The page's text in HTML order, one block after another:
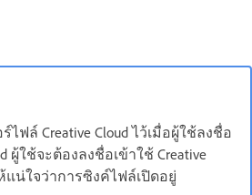
ฟล์ Creative Cloud ไว้เมื่อผู้ใช้ลงชื่อ
ผู้ใช้จะต้องลงชื่อเข้าใช้ Creative
แน่ใจว่าการซิงค์ไฟล์เปิดอยู่